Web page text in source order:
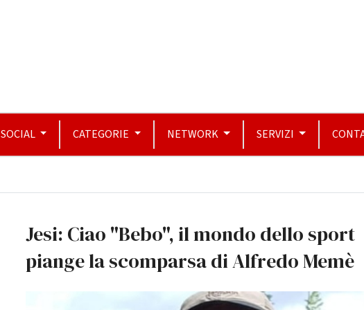
SOCIAL CATEGORIE NETWORK SERVIZI
Jesi: Ciao "Bebo", il mondo dello sport
piange la scomparsa di Alfredo Memè